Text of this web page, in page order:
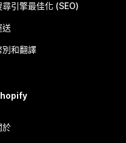
尋引擎最佳化 (SEO)
送
別和翻譯
於